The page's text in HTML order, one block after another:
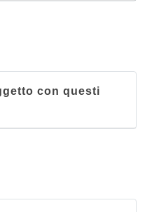
con questi